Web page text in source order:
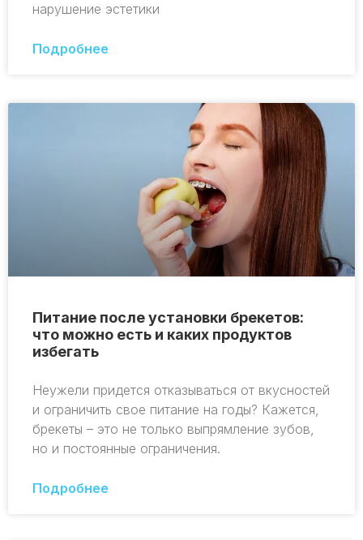
нарушение эстетики
Подробнее
Питание после установки брекетов:
что можно есть и каких продуктов
избегать
Неужели придется отказываться от вкусностей
и ограничить свое питание на годы? Кажется,
брекеты – это не только выпрямление зубов,
но и постоянные ограничения.
Подробнее